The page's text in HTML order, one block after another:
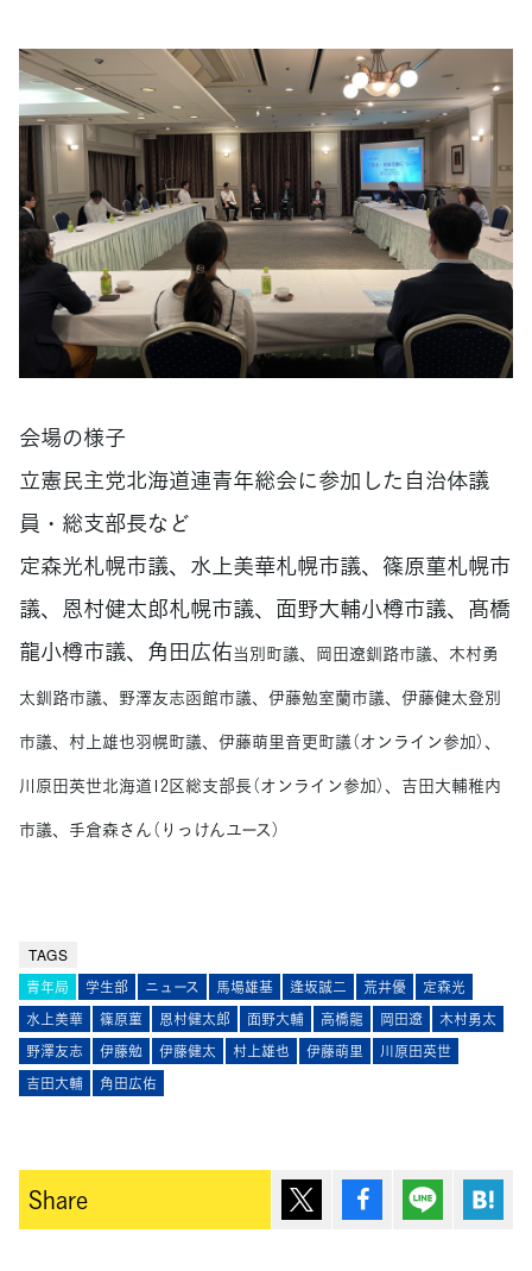
会場の様子
立憲民主党北海道連青年総会に参加した自治体議
員・総支部長など
定森光札幌市議、水上美華札幌市議、篠原菫札幌市
議、恩村健太郎札幌市議、面野大輔小樽市議、髙橋
龍小樽市議、角田広佑当別町議、岡田遼釧路市議、木村勇
太釧路市議、野澤友志函館市議、伊藤勉室蘭市議、伊藤健太登別
市議、村上雄也羽幌町議、伊藤萌里音更町議（オンライン参加）、
川原田英世北海道12区総支部長（オンライン参加）、吉田大輔稚内
市議、手倉森さん（りっけんユース）
TAGS
青年局 学生部 ニュース 馬場雄基 逢坂誠二 荒井優
定森光
水上美華
篠原菫 恩村健太郎 面野大輔 高橋龍 岡田遼
木村勇太
野澤友志
伊藤勉 伊藤健太 村上雄也 伊藤萌里
川原田英世
吉田大輔
角田広佑
Share ポスト シェア Lineで送